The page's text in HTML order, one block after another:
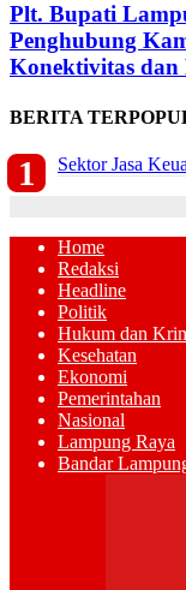
Plt. Bupati
Penghubung
Konektivitas
BERITA
Sektor Jasa
Home
Redaksi
Headline
Politik
Hukum dan
Kesehatan
Ekonomi
Pemerintahan
Nasional
Lampung Raya
Bandar